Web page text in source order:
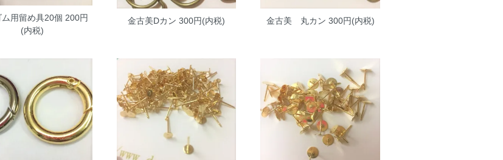
用留め具20個 200円
(内税)
金古美Dカン 300円(内税) 金古美 丸カン 300円(内税)